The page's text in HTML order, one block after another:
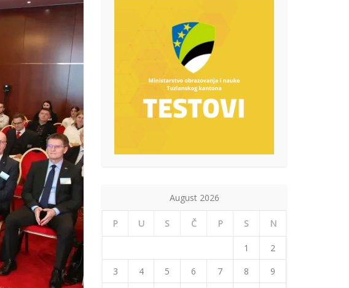
August 2026
P U S Č P S N
1
2
3
4 5 6 7 8
9